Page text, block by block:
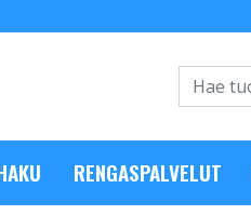
RENGASPALVELUT